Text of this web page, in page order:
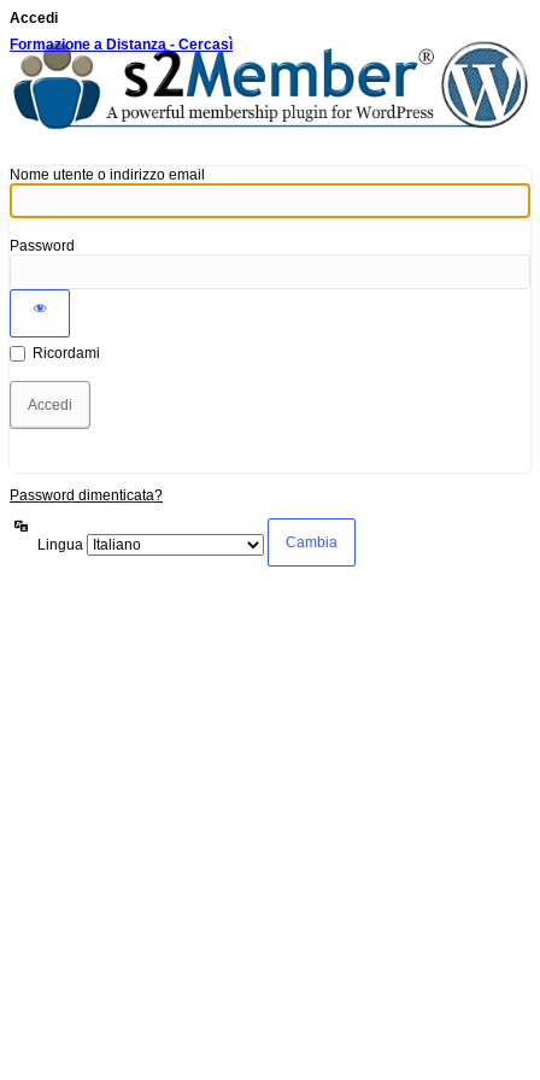
Accedi
Formazione a Distanza - Cercasì
Nome utente o indirizzo email
Password
Ricordami
Password dimenticata?
Lingua